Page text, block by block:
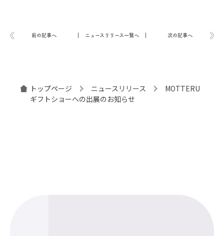
前の記事へ ニュースリリース一覧へ 次の記事へ
トップページ ニュースリリース
MOTTERU
ギフトショーへの出展のお知らせ